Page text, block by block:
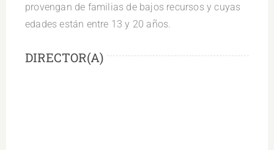
provengan de familias de bajos recursos y cuyas
edades están entre 13 y 20 años.
DIRECTOR(A)